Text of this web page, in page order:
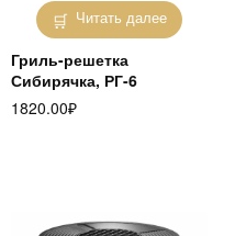
Читать далее
Гриль-решетка
Сибирячка, РГ-6
1820.00₽